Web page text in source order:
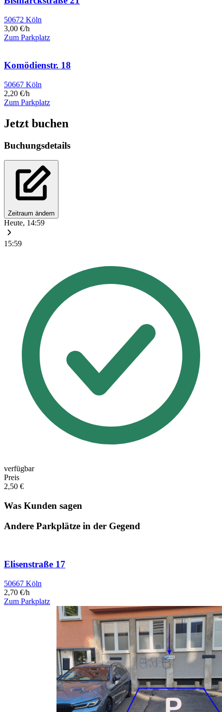
50672 Köln
3,00 €/h
Zum Parkplatz
Komödienstr. 18
50667 Köln
2,20 €/h
Zum Parkplatz
Jetzt buchen
Buchungsdetails
Zeitraum ändern
Heute, 14:59
15:59
verfügbar
Preis
2,50 €
Was Kunden sagen
Andere Parkplätze in der Gegend
Elisenstraße 17
50667 Köln
2,70 €/h
Zum Parkplatz